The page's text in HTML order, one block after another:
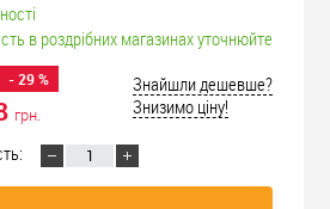
в роздрібних магазинах уточнюйте
- 29 %
грн.
Знайшли дешевше?
Знизимо ціну!